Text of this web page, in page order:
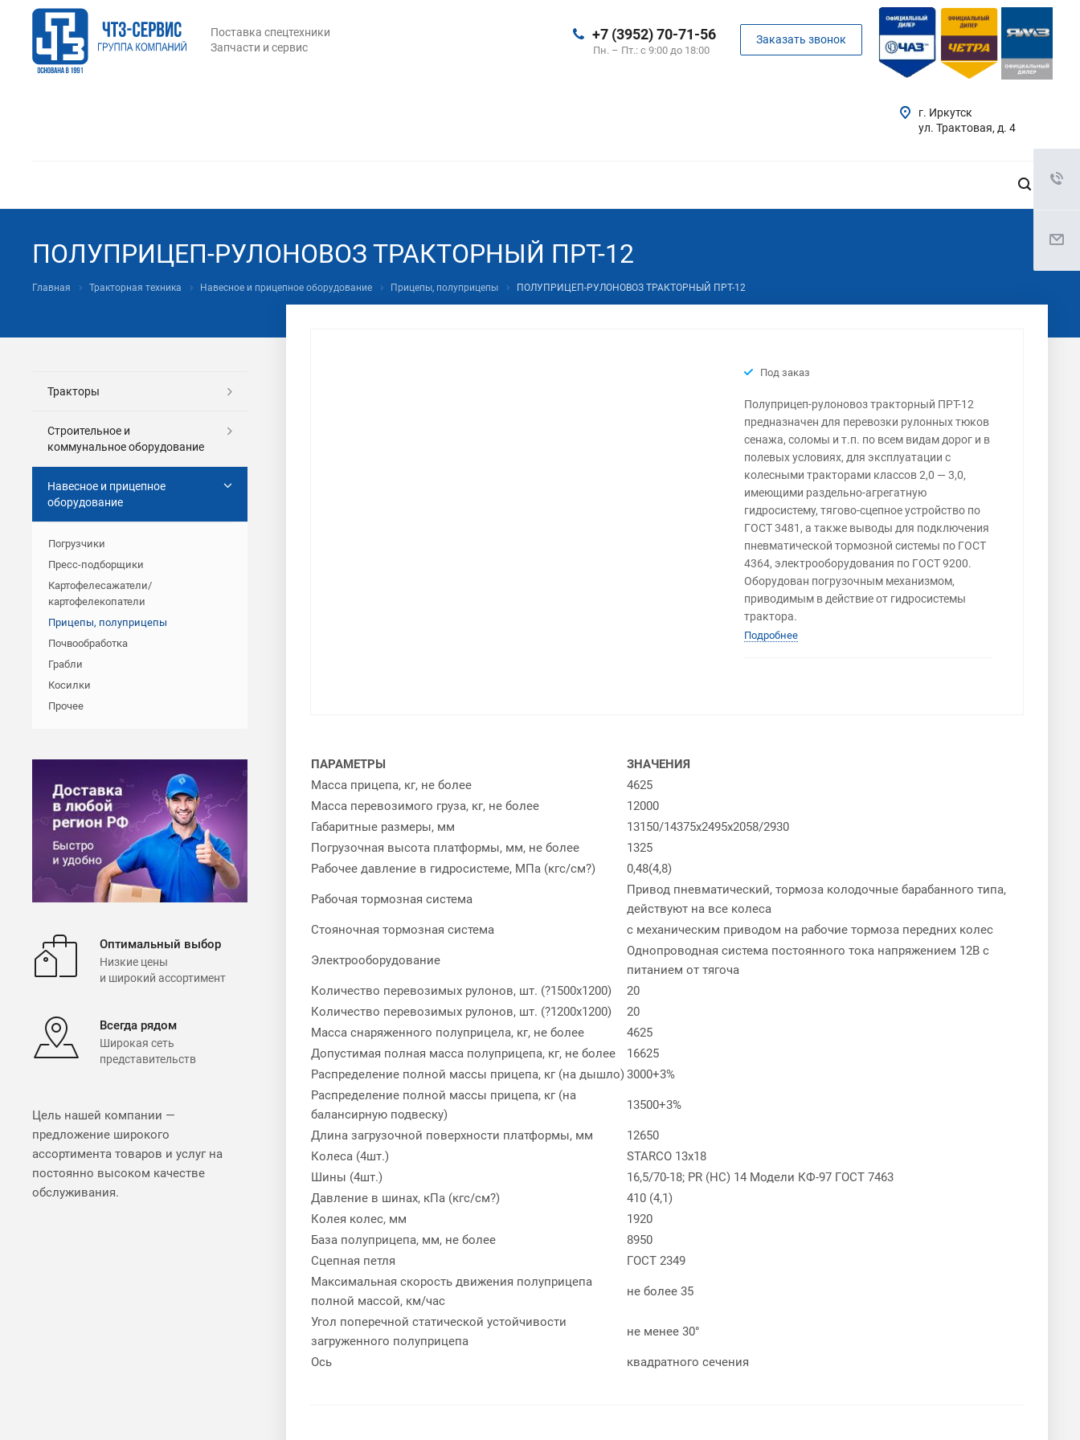
Поставка спецтехники
Запчасти и сервис
+7 (3952) 70-71-56
Пн. – Пт.: с 9:00 до 18:00
Заказать звонок
г. Иркутск
ул. Трактовая, д. 4
ПОЛУПРИЦЕП-РУЛОНОВОЗ ТРАКТОРНЫЙ ПРТ-12
Главная Тракторная техника Навесное и прицепное оборудование Прицепы, полуприцепы ПОЛУПРИЦЕП-РУЛОНОВОЗ ТРАКТОРНЫЙ ПРТ-12
Под заказ
Полуприцеп-рулоновоз тракторный ПРТ-12
предназначен для перевозки рулонных тюков
сенажа, соломы и т.п. по всем видам дорог и в
полевых условиях, для эксплуатации с
колесными тракторами классов 2,0 — 3,0,
имеющими раздельно-агрегатную
гидросистему, тягово-сцепное устройство по
ГОСТ 3481, а также выводы для подключения
пневматической тормозной системы по ГОСТ
4364, электрооборудования по ГОСТ 9200.
Оборудован погрузочным механизмом,
приводимым в действие от гидросистемы
трактора.
Подробнее
ПАРАМЕТРЫ
ЗНАЧЕНИЯ
Масса прицепа, кг, не более
4625
Масса перевозимого груза, кг, не более
12000
Габаритные размеры, мм
13150/14375х2495х2058/2930
Погрузочная высота платформы, мм, не более
1325
Рабочее давление в гидросистеме, МПа (кгс/см?)
0,48(4,8)
Рабочая тормозная система
Привод пневматический, тормоза колодочные барабанного типа,
действуют на все колеса
Стояночная тормозная система
с механическим приводом на рабочие тормоза передних колес
Электрооборудование
Однопроводная система постоянного тока напряжением 12В с
питанием от тягоча
Количество перевозимых рулонов, шт. (?1500х1200)
20
Количество перевозимых рулонов, шт. (?1200х1200)
20
Масса снаряженного полуприцела, кг, не более
4625
Допустимая полная масса полуприцепа, кг, не более
16625
Распределение полной массы прицепа, кг (на дышло)3000+3%
Распределение полной массы прицепа, кг (на
балансирную подвеску)
13500+3%
Длина загрузочной поверхности платформы, мм
12650
Колеса (4шт.)
STARCO 13x18
Шины (4шт.)
16,5/70-18; PR (HC) 14 Модели КФ-97 ГОСТ 7463
Давление в шинах, кПа (кгс/см?)
410 (4,1)
Колея колес, мм
1920
База полуприцепа, мм, не более
8950
Сцепная петля
ГОСТ 2349
Максимальная скорость движения полуприцепа
полной массой, км/час
не более 35
Угол поперечной статической устойчивости
загруженного полуприцепа
не менее 30°
Ось квадратного сечения
Тракторы
Строительное и
коммунальное оборудование
Навесное и прицепное
оборудование
Погрузчики
Пресс-подборщики
Картофелесажатели/
картофелекопатели
Прицепы, полуприцепы
Почвообработка
Грабли
Косилки
Прочее
Оптимальный выбор
Низкие цены
и широкий ассортимент
Всегда рядом
Широкая сеть
представительств
Цель нашей компании —
предложение широкого
ассортимента товаров и услуг на
постоянно высоком качестве
обслуживания.